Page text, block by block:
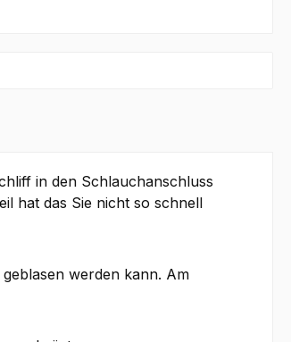
in den Schlauchanschluss
hat das Sie nicht so schnell
werden kann. Am